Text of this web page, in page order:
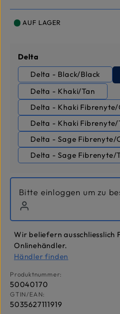
AUF LAGER
Delta
Delta - Black/Black
Delta - Khaki/Tan
Delta - Khaki Fibrenyte/
Delta - Khaki Fibrenyte/
Delta - Sage Fibrenyte/
Delta - Sage Fibrenyte/
Bitte einloggen um zu
Wir beliefern ausschliesslich
Onlinehändler.
Händler finden
Produktnummer:
50040170
GTIN/EAN:
5035627111919